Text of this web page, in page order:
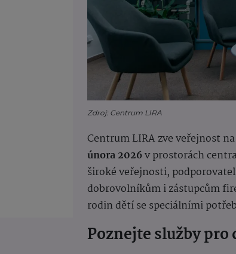
Zdroj: Centrum LIRA
Centrum LIRA zve veřejnost na
února 2026v prostorách
široké veřejnosti,
dobrovolníkům i zástupcům
rodin dětí se speciálními
Poznejte služby